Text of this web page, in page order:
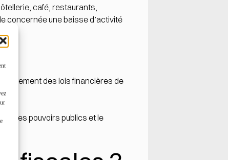
café, restaurants,
concernée une baisse d’activité
Parlement des lois financières de
les pouvoirs publics et le